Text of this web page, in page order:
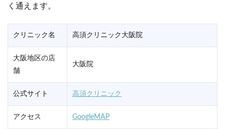
く通えます。
クリニック名 高須クリニック大阪院
大阪地区の店
舗
大阪院
公式サイト 高須クリニック
アクセス GoogleMAP